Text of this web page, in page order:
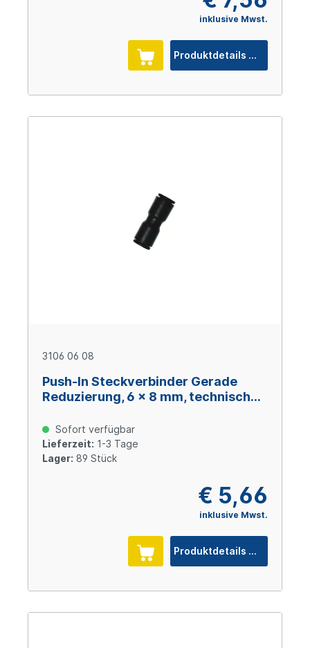
inklusive Mwst.
Produktdetails
3106 06 08
Push-In Steckverbinder Gerade
Reduzierung, 6 x 8 mm, technisches
Sofort verfügbar
Lieferzeit: 1-3 Tage
Lager: 89 Stück
€ 5,66
inklusive Mwst.
Produktdetails